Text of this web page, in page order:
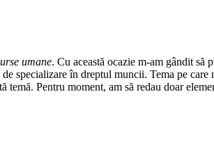
umane. Cu această ocazie m-am gândit să
specializare în dreptul muncii. Tema pe care
temă. Pentru moment, am să redau doar